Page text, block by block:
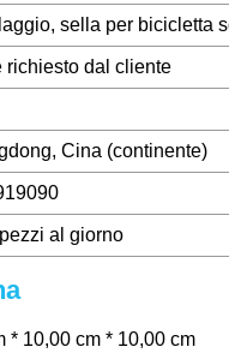
sella per bicicletta
richiesto dal cliente
Cina (continente)
al giorno
* 10,00 cm * 10,00 cm